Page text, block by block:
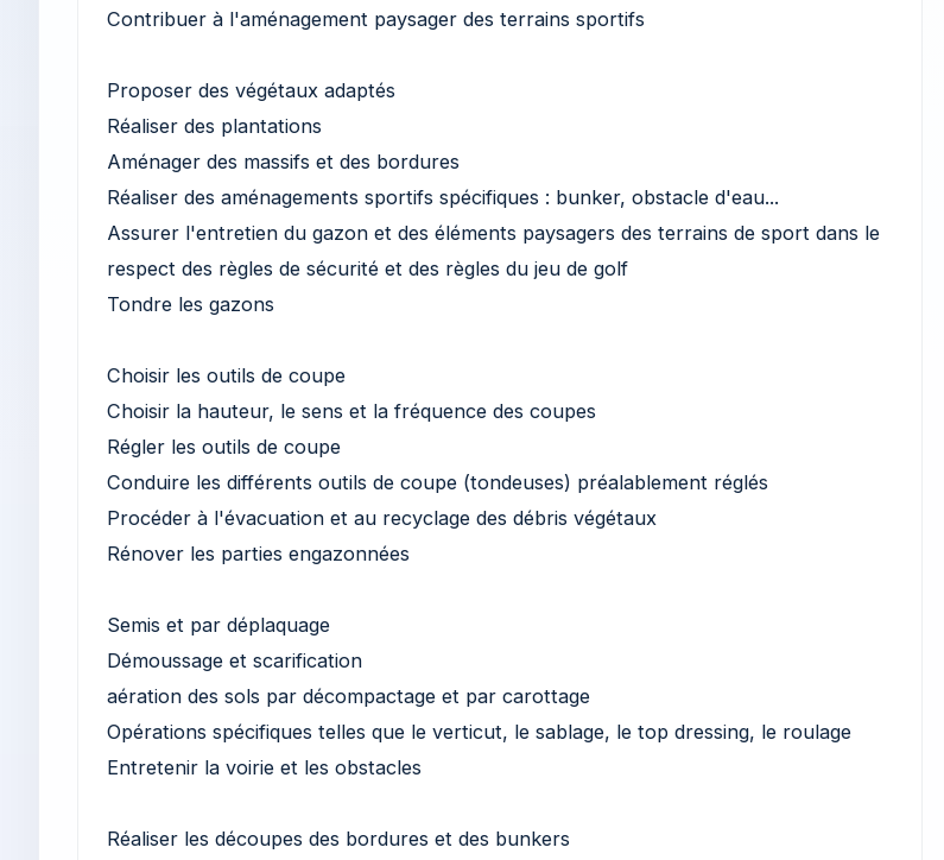
Contribuer à l'aménagement paysager des terrains sportifs
Proposer des végétaux adaptés
Réaliser des plantations
Aménager des massifs et des bordures
Réaliser des aménagements sportifs spécifiques : bunker, obstacle d'eau...
Assurer l'entretien du gazon et des éléments paysagers des terrains de sport dans le
respect des règles de sécurité et des règles du jeu de golf
Tondre les gazons
Choisir les outils de coupe
Choisir la hauteur, le sens et la fréquence des coupes
Régler les outils de coupe
Conduire les différents outils de coupe (tondeuses) préalablement réglés
Procéder à l'évacuation et au recyclage des débris végétaux
Rénover les parties engazonnées
Semis et par déplaquage
Démoussage et scarification
aération des sols par décompactage et par carottage
Opérations spécifiques telles que le verticut, le sablage, le top dressing, le roulage
Entretenir la voirie et les obstacles
Réaliser les découpes des bordures et des bunkers